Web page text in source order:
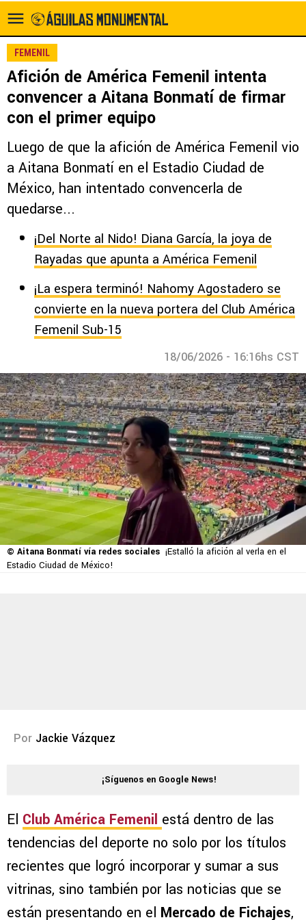
FEMENIL
Afición de América Femenil intenta
convencer a Aitana Bonmatí de firmar
con el primer equipo
Luego de que la afición de América Femenil vio
a Aitana Bonmatí en el Estadio Ciudad de
México, han intentado convencerla de
quedarse...
¡Del Norte al Nido! Diana García, la joya de
Rayadas que apunta a América Femenil
¡La espera terminó! Nahomy Agostadero se
convierte en la nueva portera del Club América
Femenil Sub-15
18/06/2026 - 16:16hs CST
© Aitana Bonmatí vía redes sociales ¡Estalló la afición al verla en el
Estadio Ciudad de México!
Por Jackie Vázquez
¡Síguenos en Google News!
El Club América Femenil está dentro de las
tendencias del deporte no solo por los títulos
recientes que logró incorporar y sumar a sus
vitrinas, sino también por las noticias que se
están presentando en el Mercado de Fichajes,